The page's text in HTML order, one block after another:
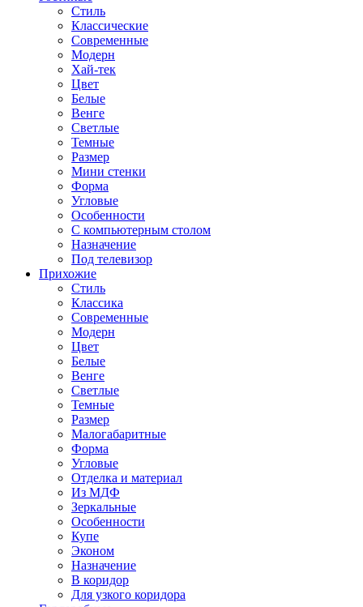
Стиль
Классические
Современные
Модерн
Хай-тек
Цвет
Белые
Венге
Светлые
Темные
Размер
Мини стенки
Форма
Угловые
Особенности
С компьютерным столом
Назначение
Под телевизор
Прихожие
Стиль
Классика
Современные
Модерн
Цвет
Белые
Венге
Светлые
Темные
Размер
Малогабаритные
Форма
Угловые
Отделка и материал
Из МДФ
Зеркальные
Особенности
Купе
Эконом
Назначение
В коридор
Для узкого коридора